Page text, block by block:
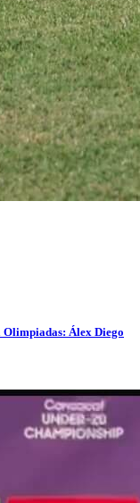
Olimpiadas: Álex Diego